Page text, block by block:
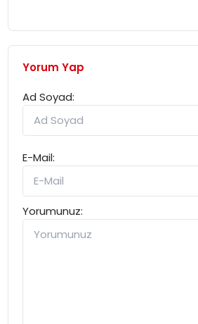
Yorum Yap
Ad Soyad:
E-Mail:
Yorumunuz: